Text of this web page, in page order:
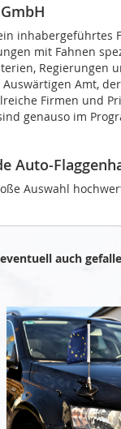
mit Fahnen
Regierungen
Amt,
Firmen und
genauso im
Auto-
Auswahl
auch